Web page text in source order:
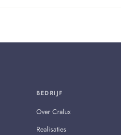
BEDRIJF
Over Cralux
Realisaties